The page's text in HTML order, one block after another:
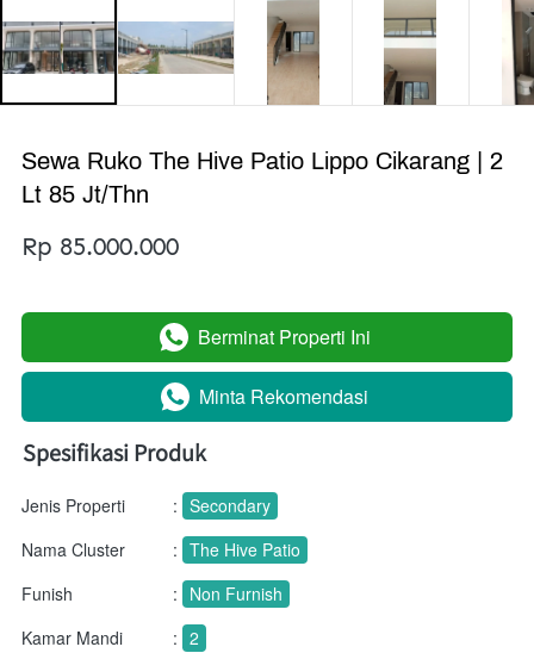
Sewa Ruko The Hive Patio Lippo Cikarang | 2
Lt 85 Jt/Thn
Rp 85.000.000
` Berminat Properti Ini
` Minta Rekomendasi
Spesifikasi Produk
Jenis Properti : Secondary
Nama Cluster
: The Hive Patio
Funish
: Non Furnish
Kamar Mandi
: 2